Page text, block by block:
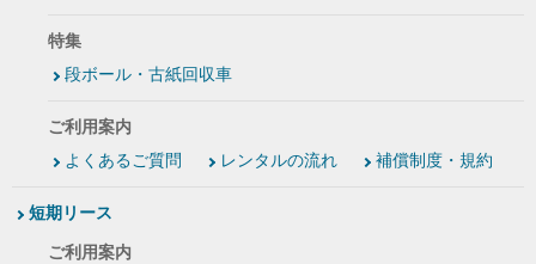
特集
段ボール・古紙回収車
ご利用案内
よくあるご質問
レンタルの流れ 補償制度・規約
短期リース
ご利用案内